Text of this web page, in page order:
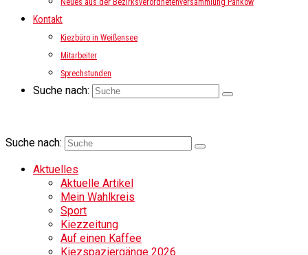
Neues aus der Bezirksverordnetenversammlung Pankow
Kontakt
Kiezbüro in Weißensee
Mitarbeiter
Sprechstunden
Suche nach:
Suche nach:
Aktuelles
Aktuelle Artikel
Mein Wahlkreis
Sport
Kiezzeitung
Auf einen Kaffee
Kiezspaziergänge 2026